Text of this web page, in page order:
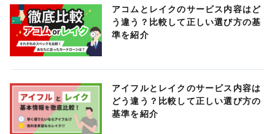
アコムとレイクのサービス内容はど
う違う？比較して正しい選び方の基
準を紹介
アイフルとレイクのサービス内容は
どう違う？比較して正しい選び方の
基準を紹介